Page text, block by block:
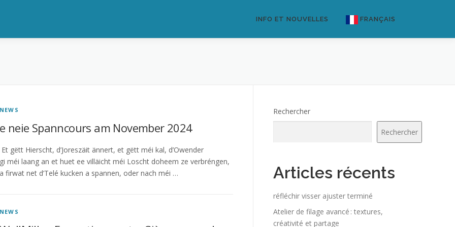
INFO ET NOUVELLES FRANÇAIS
NEWS
e neie Spanncours am November 2024
Et gëtt Hierscht, d’Joreszäit ännert, et gëtt méi kal, d’Owender
gi méi laang an et huet ee villäicht méi Loscht doheem ze verbréngen,
a firwat net d’Telé kucken a spannen, oder nach méi …
NEWS
Rechercher
Rechercher
Articles récents
réfléchir visser ajuster terminé
Atelier de filage avancé : textures,
créativité et partage